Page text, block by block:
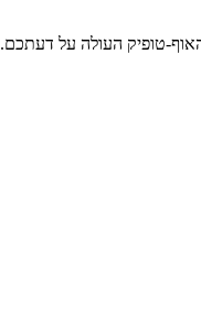
טופיק העולה על דעתכם.